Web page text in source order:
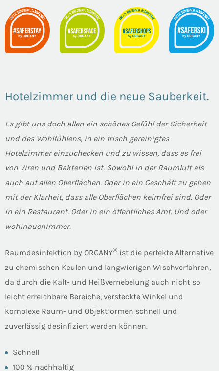
Hotelzimmer und die neue Sauberkeit.
Es gibt uns doch allen ein schönes Gefühl der Sicherheit
und des Wohlfühlens, in ein frisch gereinigtes
Hotelzimmer einzuchecken und zu wissen, dass es frei
von Viren und Bakterien ist. Sowohl in der Raumluft als
auch auf allen Oberflächen. Oder in ein Geschäft zu gehen
mit der Klarheit, dass alle Oberflächen keimfrei sind. Oder
in ein Restaurant. Oder in ein öffentliches Amt. Und oder
wohinauchimmer.
Raumdesinfektion by ORGANY® ist die perfekte Alternative
zu chemischen Keulen und langwierigen Wischverfahren,
da durch die Kalt- und Heißvernebelung auch nicht so
leicht erreichbare Bereiche, versteckte Winkel und
komplexe Raum- und Objektformen schnell und
zuverlässig desinfiziert werden können.
Schnell
100 % nachhaltig